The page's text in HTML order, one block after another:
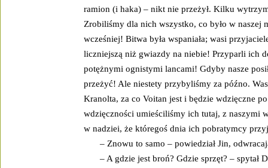
ramion (i haka) – nikt nie przeżył. Kilku
Zrobiliśmy dla nich wszystko, co było w
wcześniej! Bitwa była wspaniała; wasi
liczniejszą niż gwiazdy na niebie! Przyparli ich
potężnymi ognistymi lancami! Gdyby nasze
przeżyć! Ale niestety przybyliśmy za późno.
Kranolta, za co Voitan jest i będzie wdzięczne
wdzięczności umieściliśmy ich tutaj, z naszymi
w nadziei, że któregoś dnia ich pobratymcy
– Znowu to samo – powiedział Jin,
– A gdzie jest broń? Gdzie sprzęt? – spytał